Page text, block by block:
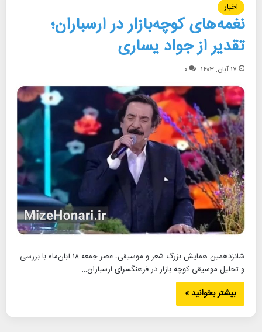
اخبار
نغمه‌های کوچه‌بازار در ارسباران؛
تقدیر از جواد یساری
۱۷ آبان, ۱۴۰۳ ۰
شانزدهمین همایش بزرگ شعر و موسیقی، عصر جمعه ۱۸ آبان‌ماه با بررسی
و تحلیل موسیقی کوچه بازار در فرهنگسرای ارسباران…
بیشتر بخوانید »